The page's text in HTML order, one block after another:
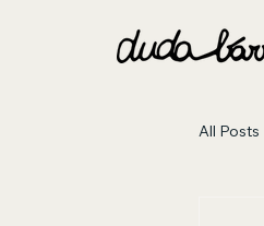
All Posts